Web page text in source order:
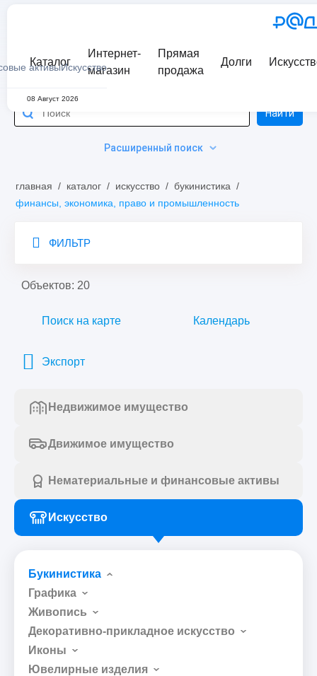
активыИскусство
Каталог
Интернет-
магазин
Прямая
продажа
Долги
08 Август 2026
Расширенный поиск
Найти
главная / каталог / искусство / букинистика /
финансы, экономика, право и промышленность
ФИЛЬТР
Объектов: 20
Поиск на карте Календарь
Экспорт
Недвижимое имущество
Движимое имущество
Нематериальные и финансовые активы
Искусство
Букинистика
Графика
Живопись
Декоративно-прикладное искусство
Иконы
Ювелирные изделия